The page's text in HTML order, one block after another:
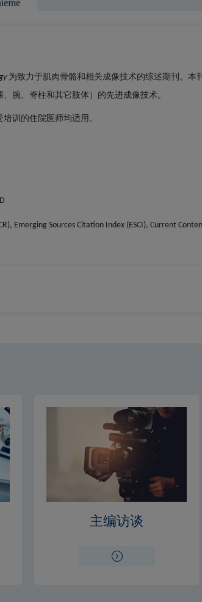
为致力于肌肉骨骼和相关成像技术的综述期刊。本
腕、脊柱和其它肢体）的先进成像技术。
训的住院医师均适用。
Emerging Sources Citation Index (ESCI), Current
主编访谈